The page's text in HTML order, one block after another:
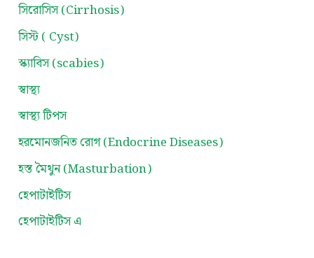
সিরোসিস (Cirrhosis)
সিস্ট ( Cyst)
স্ক্যাবিস (scabies)
স্বাস্থ্য
স্বাস্থ্য টিপস
হরমোনজনিত রোগ (Endocrine Diseases)
হস্ত মৈথুন (Masturbation)
হেপাটাইটিস
হেপাটাইটিস এ